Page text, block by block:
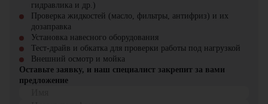
Дизельный вилочный погрузчик Hyundai 18D-7E можно
приобрести в компании "ЦТО". Мы являемся официальным
дилером и предлагаем новые модели техники с полной гарантией.
На нашем сайте вы найдёте широкий выбор спецтехники,
вилочной и малой складской техники, навесного оборудования и
запчастей.
гидравлика и др.)
Проверка жидкостей (масло, фильтры, антифриз) и их
дозаправка
Установка навесного оборудования
Тест-драйв и обкатка для проверки работы под нагрузкой
Внешний осмотр и мойка
Оставьте заявку, и наш специалист закрепит за вами
предложение